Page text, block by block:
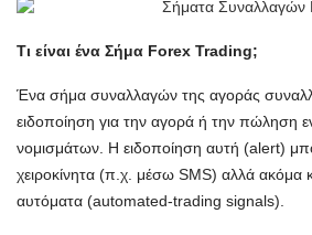
Τι είναι ένα Σήμα Forex Trading;
Ένα σήμα συναλλαγών της αγοράς
ειδοποίηση για την αγορά ή την πώληση
νομισμάτων. Η ειδοποίηση αυτή (alert)
χειροκίνητα (π.χ. μέσω SMS) αλλά ακόμα
αυτόματα (automated-trading signals).